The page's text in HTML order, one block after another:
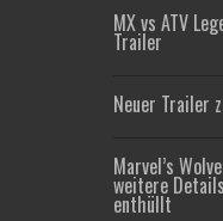
MX vs ATV
Trailer
Neuer Trailer
Marvel’s
weitere
enthüllt